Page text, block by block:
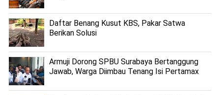
Daftar Benang Kusut KBS, Pakar Satwa
Berikan Solusi
Armuji Dorong SPBU Surabaya Bertanggung
Jawab, Warga Diimbau Tenang Isi Pertamax